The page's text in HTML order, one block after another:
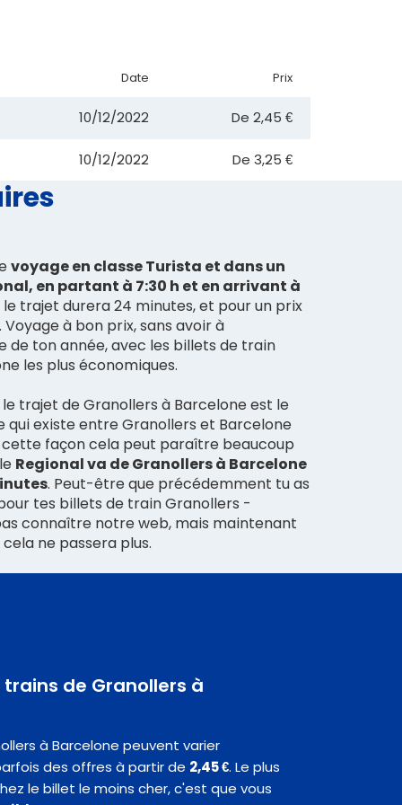
Date Prix
10/12/2022 De 2,45 €
10/12/2022 De 3,25 €
voyage en classe Turista et dans un
en partant à 7:30 h et en arrivant à
le trajet durera 24 minutes, et pour un prix
à bon prix, sans avoir à
de ton année, avec les billets de train
les plus économiques.
trajet de Granollers à Barcelone est le
qui existe entre Granollers et Barcelone
cette façon cela peut paraître beaucoup
Regional va de Granollers à Barcelone
. Peut-être que précédemment tu as
tes billets de train Granollers -
connaître notre web, mais maintenant
ne passera plus.
de Granollers à
à Barcelone peuvent varier
des offres à partir de 2,45 €. Le plus
le billet le moins cher, c'est que vous